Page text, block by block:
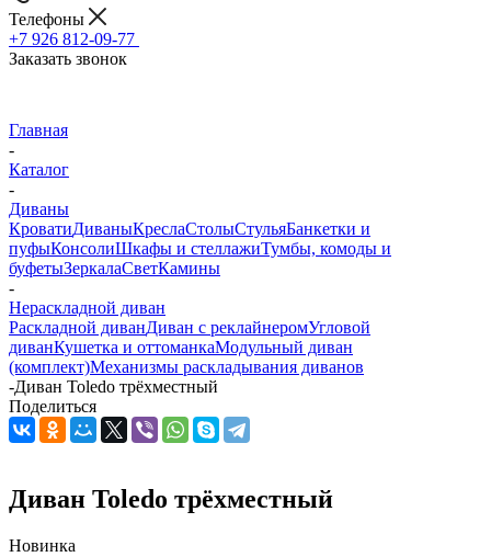
Телефоны
+7 926 812-09-77
Заказать звонок
Главная
-
Каталог
-
Диваны
КроватиДиваныКреслаСтолыСтульяБанкетки и
пуфыКонсолиШкафы и стеллажиТумбы, комоды и
буфетыЗеркалаСветКамины
-
Нераскладной диван
Раскладной диванДиван с реклайнеромУгловой
диванКушетка и оттоманкаМодульный диван
(комплект)Механизмы раскладывания диванов
-Диван Toledo трёхместный
Поделиться
Диван Toledo трёхместный
Новинка